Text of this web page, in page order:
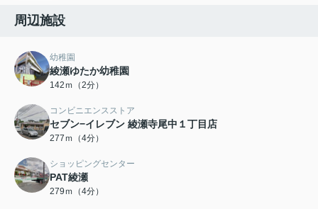
周辺施設
幼稚園
綾瀬ゆたか幼稚園
142ｍ（2分）
コンビニエンスストア
セブン−イレブン 綾瀬寺尾中１丁目店
277ｍ（4分）
ショッピングセンター
PAT綾瀬
279ｍ（4分）